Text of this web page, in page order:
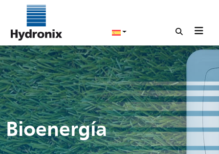
Bioenergía